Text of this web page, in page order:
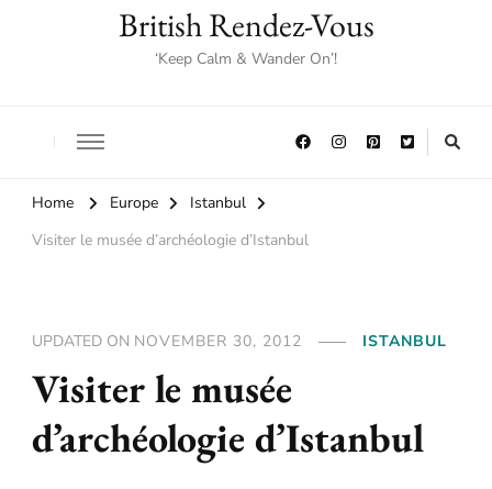
British Rendez-Vous
‘Keep Calm & Wander On’!
Home Europe
Istanbul
Visiter le musée d’archéologie d’Istanbul
UPDATED ON NOVEMBER 30, 2012 ISTANBUL
Visiter le musée
d’archéologie d’Istanbul